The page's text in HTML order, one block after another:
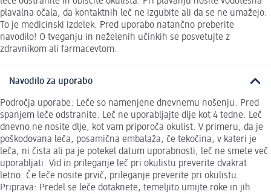
plavalna očala, da kontaktnih leč ne izgubite ali da se ne umažejo.
To je medicinski izdelek. Pred uporabo natančno preberite
navodilo! O tveganju in neželenih učinkih se posvetujte z
zdravnikom ali farmacevtom.
Navodilo za uporabo
Področja uporabe: Leče so namenjene dnevnemu nošenju. Pred
spanjem leče odstranite. Leč ne uporabljajte dlje kot 4 tedne. Leč
dnevno ne nosite dlje, kot vam priporoča okulist. V primeru, da je
poškodovana leča, posamična embalaža, če tekočina, v kateri je
leča, ni čista ali pa je potekel datum uporabnosti, leč ne smete več
uporabljati. Vid in prileganje leč pri okulistu preverite dvakrat
letno. Če leče nosite prvič, prileganje preverite pri okulistu.
Priprava: Predel se leče dotaknete, temeljito umijte roke in jih